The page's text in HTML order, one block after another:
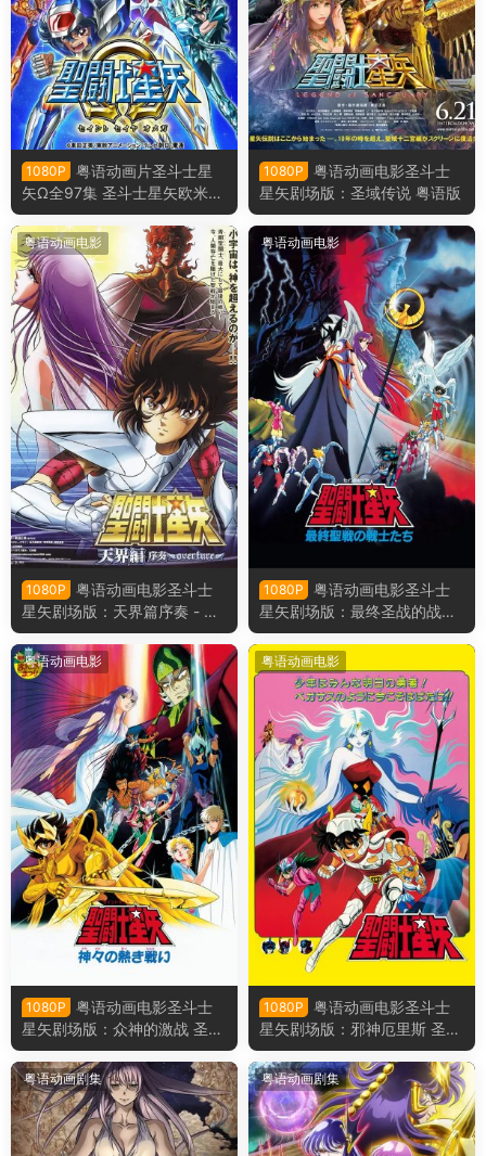
1080P
粤语动画片圣斗士星
矢Ω全97集 圣斗士星矢欧米伽
粤语版
1080P
粤语动画电影圣斗士
星矢剧场版：圣域传说 粤语版
粤语动画电影
1080P
粤语动画电影圣斗士
星矢剧场版：天界篇序奏 - Ov
erture 粤语版
粤语动画电影
1080P
粤语动画电影圣斗士
星矢剧场版：最终圣战的战士
们 粤语版
粤语动画电影
1080P
粤语动画电影圣斗士
星矢剧场版：众神的激战 圣斗
士星矢：神与神的激战粤语版
粤语动画电影
1080P
粤语动画电影圣斗士
星矢剧场版：邪神厄里斯 圣斗
士星矢：邪神艾莉斯粤语版
粤语动画剧集 粤语动画剧集